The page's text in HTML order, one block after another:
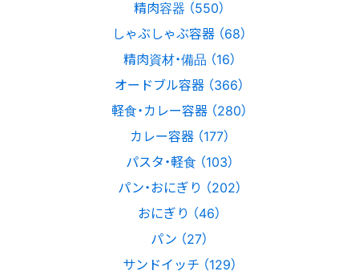
精肉容器 （550）
しゃぶしゃぶ容器 （68）
精肉資材・備品 （16）
オードブル容器 （366）
軽食・カレー容器 （280）
カレー容器 （177）
パスタ・軽食 （103）
パン・おにぎり （202）
おにぎり （46）
パン （27）
サンドイッチ （129）